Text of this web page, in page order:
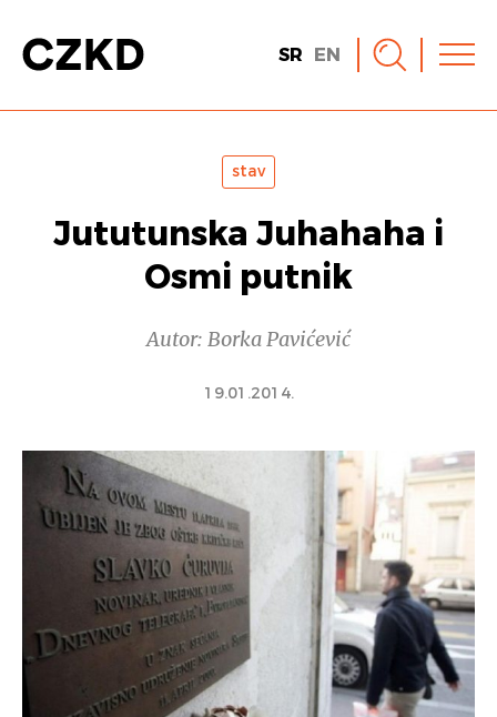
SR EN
stav
Jututunska Juhahaha i
Osmi putnik
Autor: Borka Pavićević
19.01.2014.